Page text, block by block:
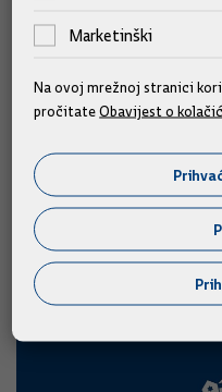
Intervju
mirovinskoga
Ragovarao: Nikola Jelić
23.05.2012. Vijesti iz
Marketinški
Na ovoj mrežnoj stranici
pročitateObavijest o